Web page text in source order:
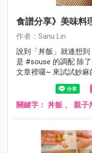
食譜分享》美味料
作者：Sanu Lin
說到「丼飯」就連想
是 #souse 的調配 除
文章裡囉~ 來試試妙麻的 #親
都會愛上的賀租咪
關鍵字： 丼飯 、 親子